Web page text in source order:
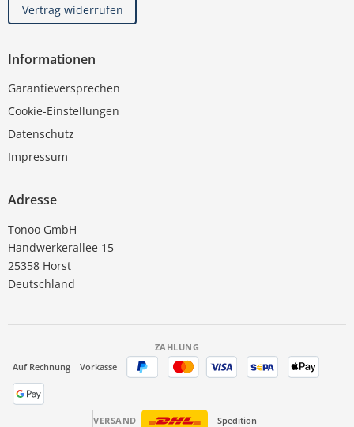
Vertrag widerrufen
Informationen
Garantieversprechen
Cookie-Einstellungen
Datenschutz
Impressum
Adresse
Tonoo GmbH
Handwerkerallee 15
25358 Horst
Deutschland
ZAHLUNG
Auf Rechnung
Vorkasse
VERSAND Spedition